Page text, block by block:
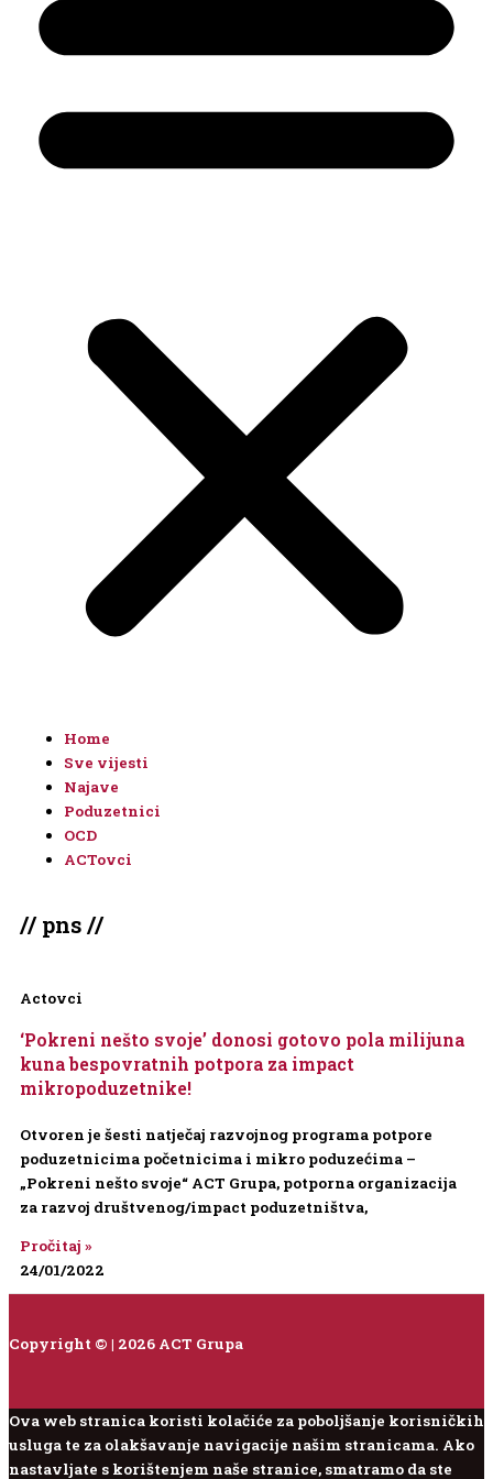
Home
Sve vijesti
Najave
Poduzetnici
OCD
ACTovci
// pns //
Actovci
‘Pokreni nešto svoje’ donosi gotovo pola milijuna
kuna bespovratnih potpora za impact
mikropoduzetnike!
Otvoren je šesti natječaj razvojnog programa potpore
poduzetnicima početnicima i mikro poduzećima –
„Pokreni nešto svoje“ ACT Grupa, potporna organizacija
za razvoj društvenog/impact poduzetništva,
Pročitaj »
24/01/2022
Copyright © | 2026 ACT Grupa
Ova web stranica koristi kolačiće za poboljšanje korisničkih
usluga te za olakšavanje navigacije našim stranicama. Ako
nastavljate s korištenjem naše stranice, smatramo da ste